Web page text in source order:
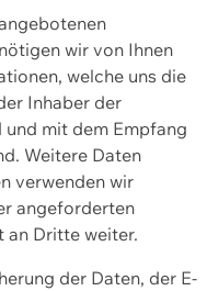
wir von Ihnen
welche uns die
Inhaber der
und mit dem Empfang
Weitere Daten
verwenden wir
angeforderten
an Dritte weiter.
der Daten, der E-